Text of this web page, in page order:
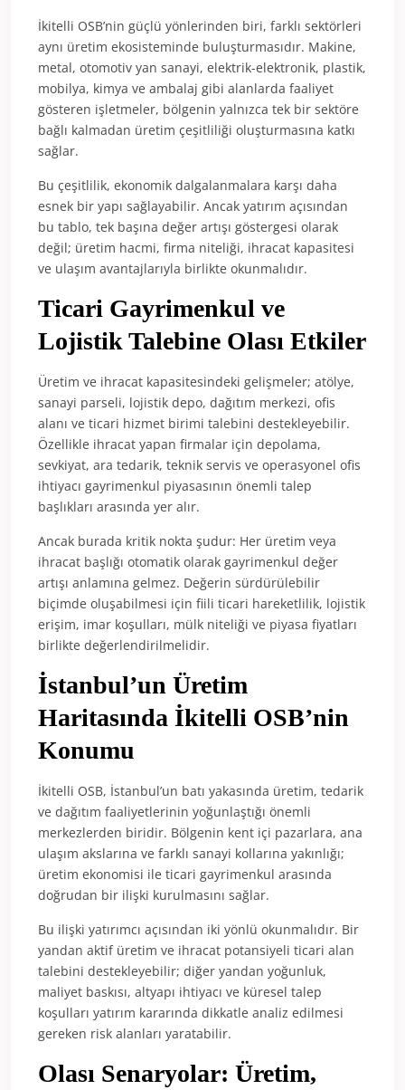
İkitelli OSB’nin güçlü yönlerinden biri, farklı sektörleri
aynı üretim ekosisteminde buluşturmasıdır. Makine,
metal, otomotiv yan sanayi, elektrik-elektronik, plastik,
mobilya, kimya ve ambalaj gibi alanlarda faaliyet
gösteren işletmeler, bölgenin yalnızca tek bir sektöre
bağlı kalmadan üretim çeşitliliği oluşturmasına katkı
sağlar.
Bu çeşitlilik, ekonomik dalgalanmalara karşı daha
esnek bir yapı sağlayabilir. Ancak yatırım açısından
bu tablo, tek başına değer artışı göstergesi olarak
değil; üretim hacmi, firma niteliği, ihracat kapasitesi
ve ulaşım avantajlarıyla birlikte okunmalıdır.
Ticari Gayrimenkul ve
Lojistik Talebine Olası Etkiler
Üretim ve ihracat kapasitesindeki gelişmeler; atölye,
sanayi parseli, lojistik depo, dağıtım merkezi, ofis
alanı ve ticari hizmet birimi talebini destekleyebilir.
Özellikle ihracat yapan firmalar için depolama,
sevkiyat, ara tedarik, teknik servis ve operasyonel ofis
ihtiyacı gayrimenkul piyasasının önemli talep
başlıkları arasında yer alır.
Ancak burada kritik nokta şudur: Her üretim veya
ihracat başlığı otomatik olarak gayrimenkul değer
artışı anlamına gelmez. Değerin sürdürülebilir
biçimde oluşabilmesi için fiili ticari hareketlilik, lojistik
erişim, imar koşulları, mülk niteliği ve piyasa fiyatları
birlikte değerlendirilmelidir.
İstanbul’un Üretim
Haritasında İkitelli OSB’nin
Konumu
İkitelli OSB, İstanbul’un batı yakasında üretim, tedarik
ve dağıtım faaliyetlerinin yoğunlaştığı önemli
merkezlerden biridir. Bölgenin kent içi pazarlara, ana
ulaşım akslarına ve farklı sanayi kollarına yakınlığı;
üretim ekonomisi ile ticari gayrimenkul arasında
doğrudan bir ilişki kurulmasını sağlar.
Bu ilişki yatırımcı açısından iki yönlü okunmalıdır. Bir
yandan aktif üretim ve ihracat potansiyeli ticari alan
talebini destekleyebilir; diğer yandan yoğunluk,
maliyet baskısı, altyapı ihtiyacı ve küresel talep
koşulları yatırım kararında dikkatle analiz edilmesi
gereken risk alanları yaratabilir.
Olası Senaryolar: Üretim,